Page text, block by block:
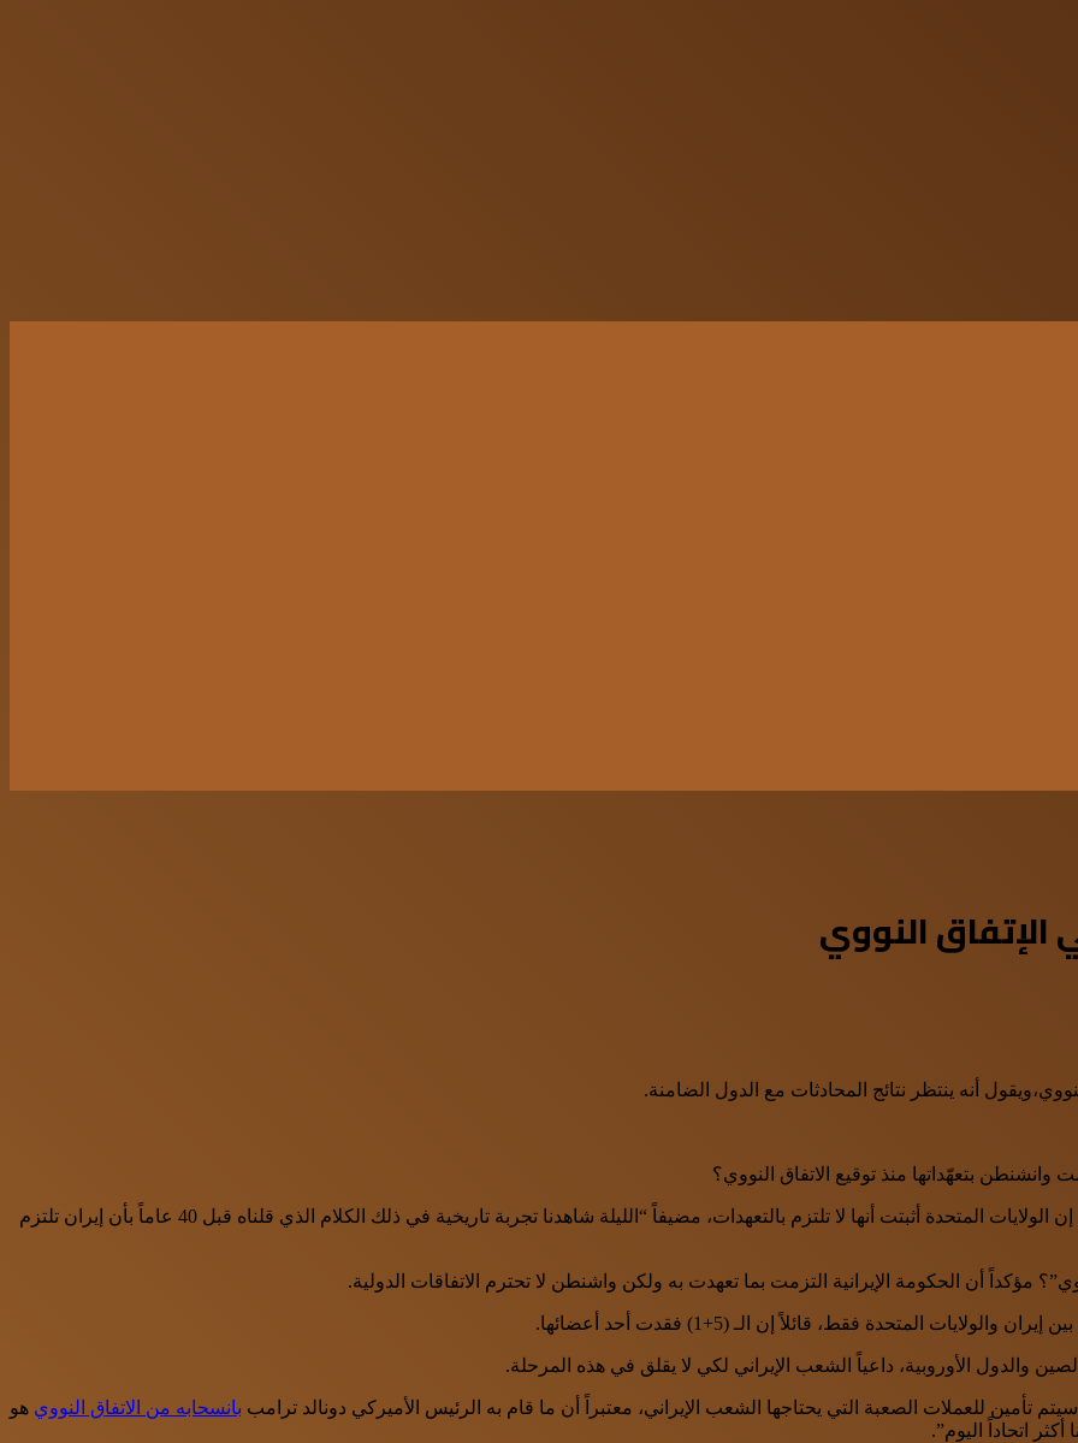
الإتفاق النووي
أنه ينتظر نتائج المحادثات مع الدول الضامنة.
بتعهّداتها منذ توقيع الاتفاق النووي؟
وعقب إعلان الرئيس الأميركي انسحاب بلاده من الاتفاق، قال روحاني إن الولايات المتحدة أثبتت أنها لا تلتزم بالتعهدات، مضيفاً “الليلة شاهدنا تجربة تاريخية في ذلك الكلام الذي قلناه قبل 40 عاماً بأن إيران تلتزم
مؤكداً أن الحكومة الإيرانية التزمت بما تعهدت به ولكن واشنطن لا تحترم الاتفاقات الدولية.
المتحدة فقط، قائلاً إن الـ (5+1) فقدت أحد أعضائها.
والدول الأوروبية، داعياً الشعب الإيراني لكي لا يقلق في هذه المرحلة.
للعملات الصعبة التي يحتاجها الشعب الإيراني، معتبراً أن ما قام به الرئيس الأميركي دونالد ترامب بانسحابه من الاتفاق النووي هو
اتحاداً اليوم”.